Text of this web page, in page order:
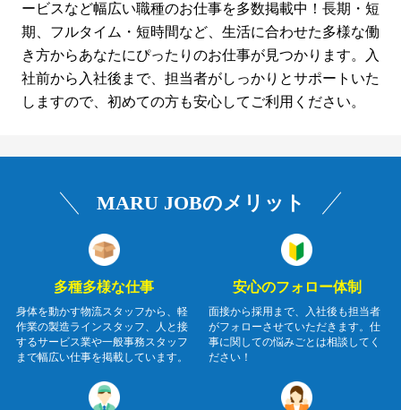
ービスなど幅広い職種のお仕事を多数掲載中！長期・短
期、フルタイム・短時間など、生活に合わせた多様な働
き方からあなたにぴったりのお仕事が見つかります。入
社前から入社後まで、担当者がしっかりとサポートいた
しますので、初めての方も安心してご利用ください。
MARU JOBのメリット
多種多様な仕事
身体を動かす物流スタッフから、軽
作業の製造ラインスタッフ、人と接
するサービス業や一般事務スタッフ
まで幅広い仕事を掲載しています。
安心のフォロー体制
面接から採用まで、入社後も担当者
がフォローさせていただきます。仕
事に関しての悩みごとは相談してく
ださい！